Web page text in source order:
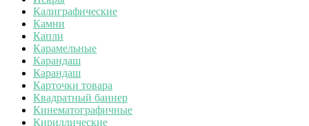
Калиграфические
Камни
Капли
Карамельные
Карандаш
Карандаш
Карточки товара
Квадратный баннер
Кинематографичные
Кириллические